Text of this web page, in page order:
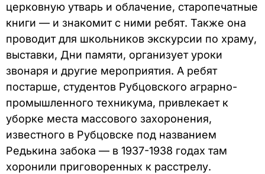
церковную утварь и облачение, старопечатные
книги — и знакомит с ними ребят. Также она
проводит для школьников экскурсии по храму,
выставки, Дни памяти, организует уроки
звонаря и другие мероприятия. А ребят
постарше, студентов Рубцовского аграрно-
промышленного техникума, привлекает к
уборке места массового захоронения,
известного в Рубцовске под названием
Редькина забока — в 1937-1938 годах там
хоронили приговоренных к расстрелу.